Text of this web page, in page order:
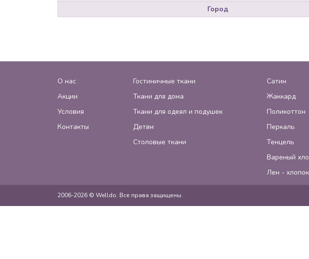
Город
О нас
Акции
Условия
Контакты
Гостиничные ткани
Ткани для дома
Ткани для одеял и подушек
Детям
Столовые ткани
Сатин
Жаккард
Поликоттон
Перкаль
Тенцель
Вареный
Лен - хлопок
2006-2026 © Welldo. Все права защищены.